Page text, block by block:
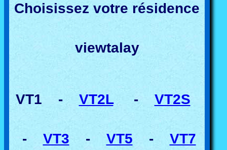
Choisissez votre résidence
viewtalay
VT1 - VT2L- VT2S
- VT3- VT5 - VT7